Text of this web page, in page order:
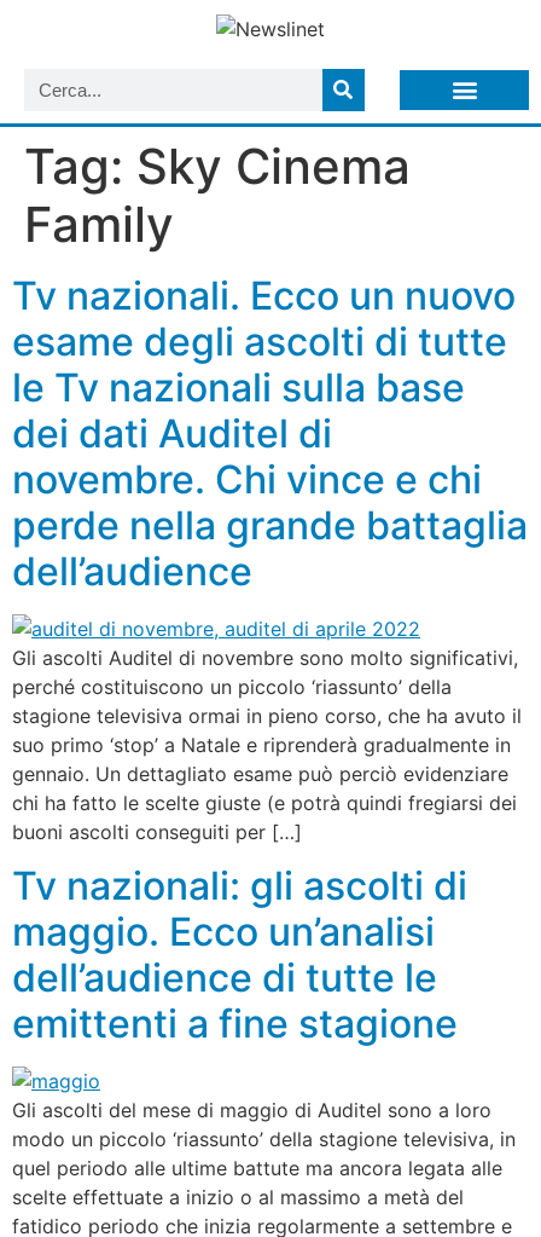
Tag: Sky Cinema
Family
Tv nazionali. Ecco un nuovo
esame degli ascolti di tutte
le Tv nazionali sulla base
dei dati Auditel di
novembre. Chi vince e chi
perde nella grande battaglia
dell’audience
Gli ascolti Auditel di novembre sono molto significativi,
perché costituiscono un piccolo ‘riassunto’ della
stagione televisiva ormai in pieno corso, che ha avuto il
suo primo ‘stop’ a Natale e riprenderà gradualmente in
gennaio. Un dettagliato esame può perciò evidenziare
chi ha fatto le scelte giuste (e potrà quindi fregiarsi dei
buoni ascolti conseguiti per […]
Tv nazionali: gli ascolti di
maggio. Ecco un’analisi
dell’audience di tutte le
emittenti a fine stagione
Gli ascolti del mese di maggio di Auditel sono a loro
modo un piccolo ‘riassunto’ della stagione televisiva, in
quel periodo alle ultime battute ma ancora legata alle
scelte effettuate a inizio o al massimo a metà del
fatidico periodo che inizia regolarmente a settembre e